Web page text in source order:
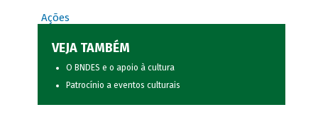
Ações
VEJA TAMBÉM
O BNDES e o apoio à cultura
Patrocínio a eventos culturais